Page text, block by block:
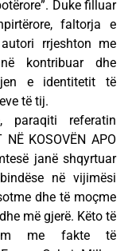
Duke filluar
faltorja e
rrjeshton me
kontribuar dhe
e identitetit të
të tij.
paraqiti referatin
KOSOVËN APO
janë shqyrtuar
në vijimësi
dhe të moçme
më gjerë. Këto të
me fakte të